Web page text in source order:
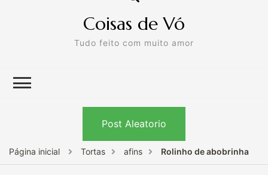
Coisas de Vó
Tudo feito com muito amor
Post Aleatorio
Página inicial Tortas afins Rolinho de abobrinha